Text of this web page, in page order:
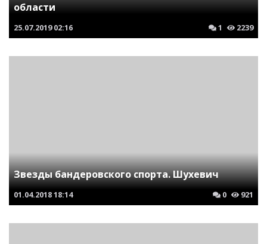
области
25.07.2019 02:16 1 2239
Звезды бандеровского спорта. Шухевич
01.04.201818:14 0 921